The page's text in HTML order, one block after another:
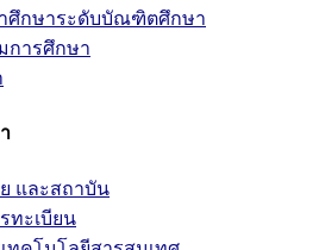
ศึกษาระดับบัณฑิตศึกษา
การศึกษา
และสถาบัน
ทะเบียน